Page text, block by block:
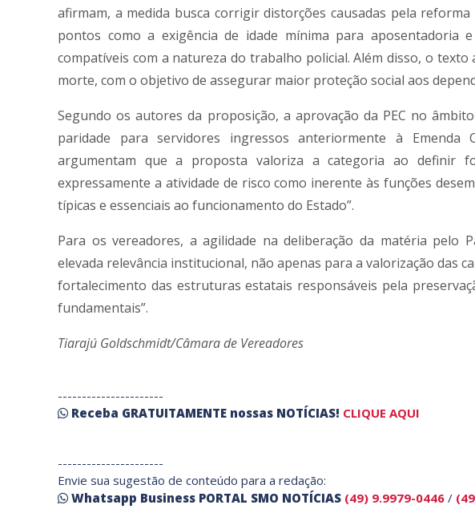
afirmam, a medida busca corrigir distorções causadas pela
pontos como a exigência de idade mínima para aposentadoria
compatíveis com a natureza do trabalho policial. Além disso, o
morte, com o objetivo de assegurar maior proteção social aos
Segundo os autores da proposição, a aprovação da PEC no
paridade para servidores ingressos anteriormente à Emenda
argumentam que a proposta valoriza a categoria ao definir
expressamente a atividade de risco como inerente às funções
típicas e essenciais ao funcionamento do Estado”.
Para os vereadores, a agilidade na deliberação da matéria pelo
elevada relevância institucional, não apenas para a valorização das
fortalecimento das estruturas estatais responsáveis pela
fundamentais”.
Tiarajú Goldschmidt/Câmara de Vereadores
----------------------
Receba GRATUITAMENTE nossas NOTÍCIAS! CLIQUE AQUI
----------------------
Envie sua sugestão de conteúdo para a redação:
Whatsapp Business PORTAL SMO NOTÍCIAS (49) 9.9979-0446 /